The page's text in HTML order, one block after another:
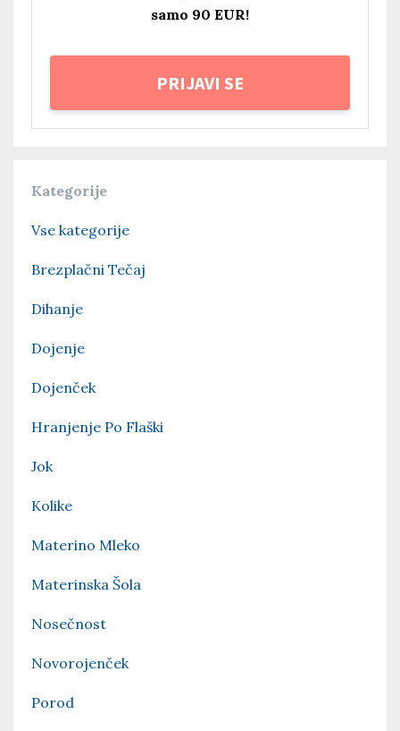
samo 90 EUR!
PRIJAVI SE
Kategorije
Vse kategorije
Brezplačni Tečaj
Dihanje
Dojenje
Dojenček
Hranjenje Po Flaški
Jok
Kolike
Materino Mleko
Materinska Šola
Nosečnost
Novorojenček
Porod